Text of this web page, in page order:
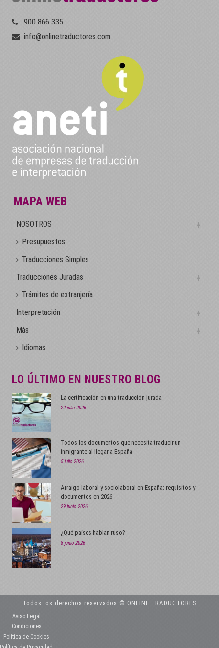
900 866 335
info@onlinetraductores.com
MAPA WEB
NOSOTROS
Presupuestos
Traducciones Simples
Traducciones Juradas
Trámites de extranjería
Interpretación
Más
Idiomas
LO ÚLTIMO EN NUESTRO BLOG
La certificación en una traducción jurada
22 julio 2026
Todos los documentos que necesita traducir un
inmigrante al llegar a España
5 julio 2026
Arraigo laboral y sociolaboral en España: requisitos y
documentos en 2026
29 junio 2026
¿Qué países hablan ruso?
8 junio 2026
Todos los derechos reservados © ONLINE TRADUCTORES
Aviso Legal
Condiciones
Política de Cookies